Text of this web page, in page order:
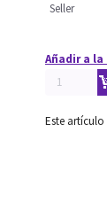
Seller
Añadir a
Este